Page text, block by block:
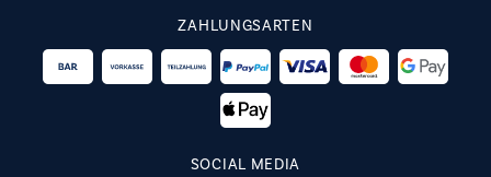
ZAHLUNGSARTEN
SOCIAL MEDIA